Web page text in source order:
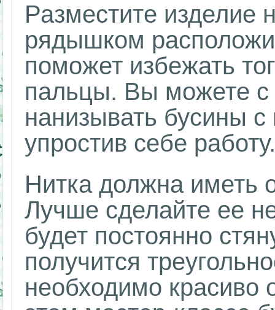
Разместите изделие
рядышком
поможет избежать
пальцы. Вы можете
нанизывать бусины
упростив себе работу.
Нитка должна иметь
Лучше сделайте ее
будет постоянно
получится
необходимо